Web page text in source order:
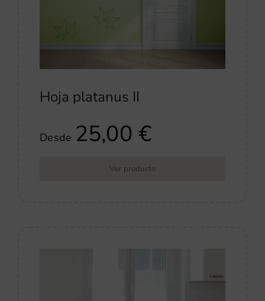
Hoja platanus II
Desde 25,00€
Ver producto